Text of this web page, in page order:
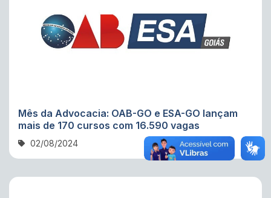
Mês da Advocacia: OAB-GO e ESA-GO lançam
mais de 170 cursos com 16.590 vagas
02/08/2024